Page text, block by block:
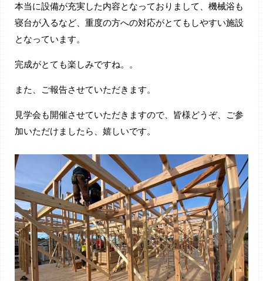
本当に設備が充実した内容となっておりまして、機械浴も
寝台が入るなど、重度の方への対応がとてもしやすい施設
となっています。
完成がとても楽しみですね。。
また、ご報告させていただきます。
見学会も開催させていただきますので、皆様どうぞ、ご参
加いただけましたら、嬉しいです。